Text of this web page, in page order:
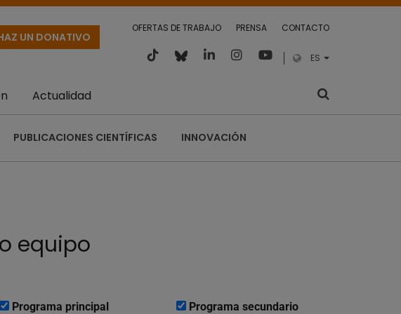
OFERTAS DE TRABAJO PRENSA CONTACTO
ES
UN DONATIVO
PUBLICACIONES CIENTÍFICAS INNOVACIÓN
Actualidad
equipo
Programa principal Programa secundario